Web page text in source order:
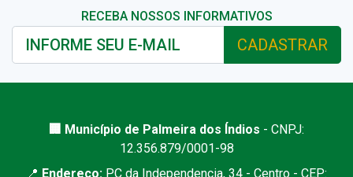
RECEBA NOSSOS INFORMATIVOS
CADASTRAR
🏢 Município de Palmeira dos Índios - CNPJ:
12.356.879/0001-98
📍 Endereço: PC da Independencia, 34 - Centro - CEP: